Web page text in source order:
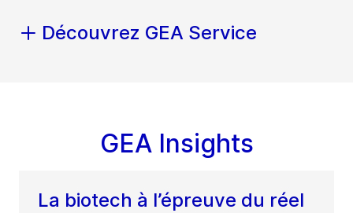
Découvrez GEA Service
GEA Insights
La biotech à l’épreuve du réel